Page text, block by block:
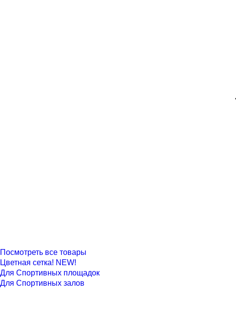
Посмотреть все товары
Цветная сетка! NEW!
Для Спортивных площадок
Для Спортивных залов